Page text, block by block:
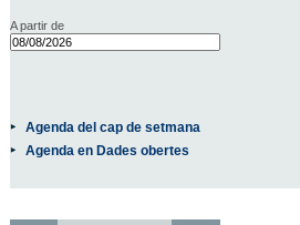
A partir de
Agenda del cap de setmana
Agenda en Dades obertes